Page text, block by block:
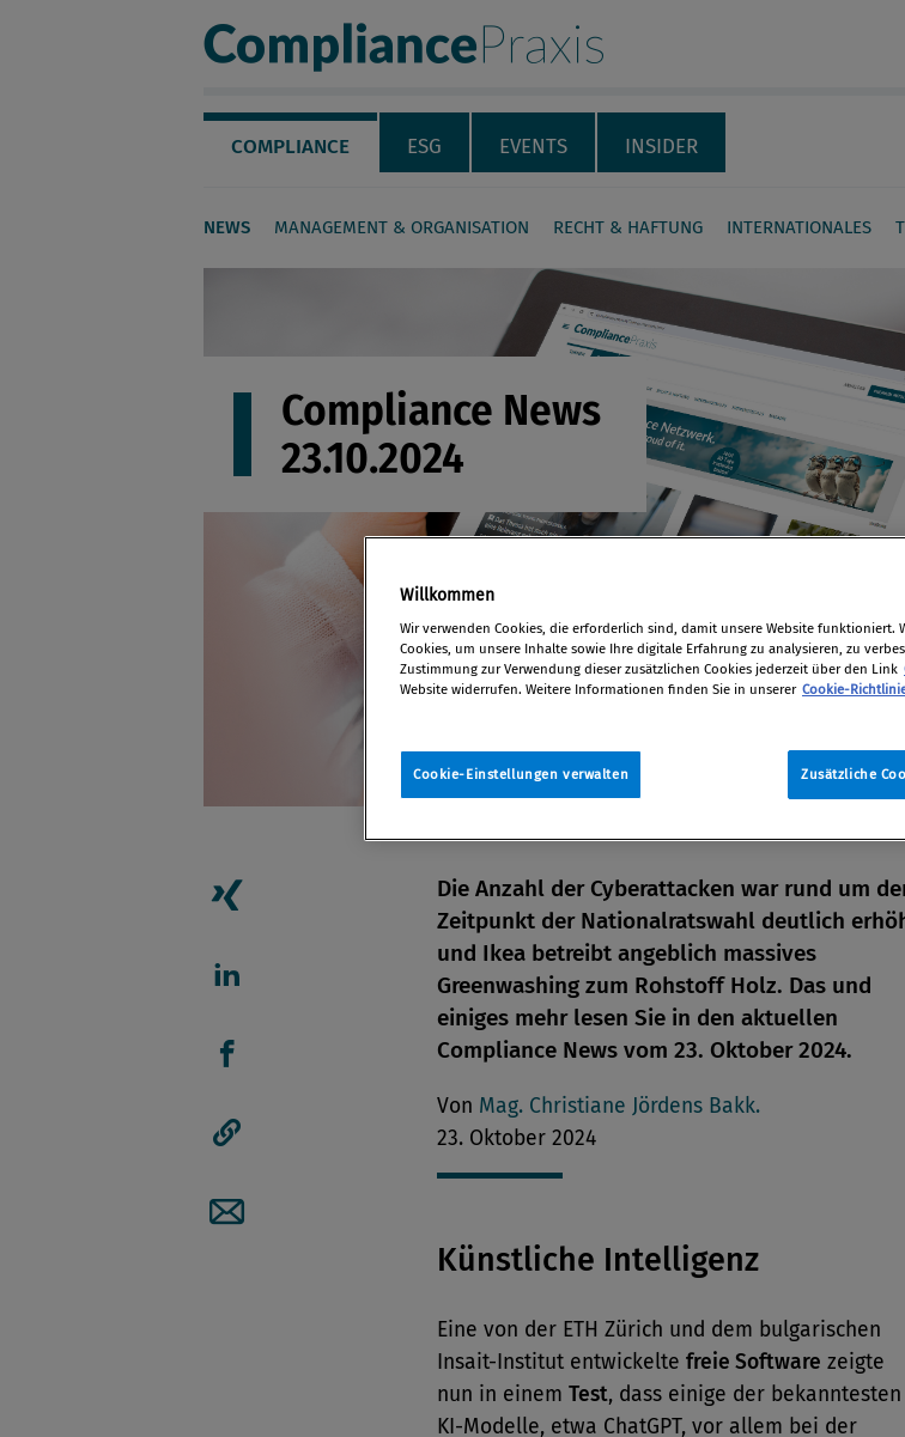
Compliance Praxis
Servicenavigation
Navigation
COMPLIANCE ESG EVENTS INSIDER
NEWS MANAGEMENT & ORGANISATION RECHT & HAFTUNG INTERNATIONALES
Compliance News
23.10.2024
Artikel auf Xing teilen
Artikel auf linkedIn teilen
Artikel auf Facebook teilen
Artikellink kopieren
Artikel per Mail teilen
Die Anzahl der Cyberattacken war rund um
Zeitpunkt der Nationalratswahl deutlich
und Ikea betreibt angeblich massives
Greenwashing zum Rohstoff Holz. Das und
einiges mehr lesen Sie in den aktuellen
Compliance News vom 23. Oktober 2024.
Von Mag. Christiane Jördens Bakk.
23. Oktober 2024
Künstliche Intelligenz
Eine von der ETH Zürich und dem bulgarischen
Insait-Institut entwickelte freie Software zeigte
nun in einem Test, dass einige der bekanntesten
KI-Modelle, etwa ChatGPT, vor allem bei der
Willkommen
Wir verwenden Cookies, die erforderlich sind, damit unsere Website funktioniert.
Cookies, um unsere Inhalte sowie Ihre digitale Erfahrung zu analysieren, zu
Zustimmung zur Verwendung dieser zusätzlichen Cookies jederzeit über den Link
Website widerrufen. Weitere Informationen finden Sie in unserer Cookie-
Zusätzliche
Cookie-Einstellungen verwalten